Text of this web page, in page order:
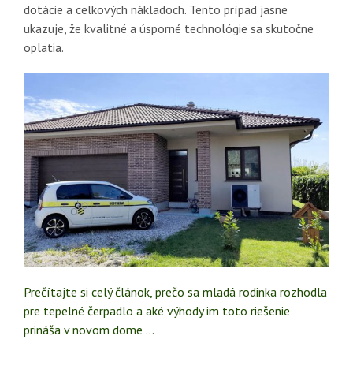
dotácie a celkových nákladoch. Tento prípad jasne
ukazuje, že kvalitné a úsporné technológie sa skutočne
oplatia.
Prečítajte si celý článok, prečo sa mladá rodinka rozhodla
pre tepelné čerpadlo a aké výhody im toto riešenie
prináša v novom dome …